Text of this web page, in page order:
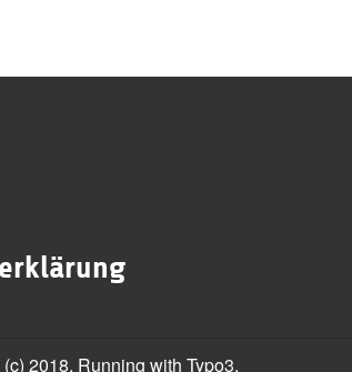
2018. Running with Typo3.